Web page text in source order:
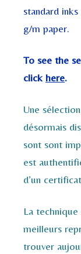
standard
g/m paper.
To see the
click here.
Une
désormais
sont sont
est
d’un
La
meilleurs
trouver